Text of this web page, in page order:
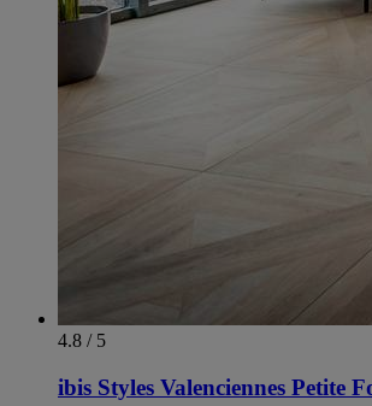
4.8 / 5
ibis Styles Valenciennes Petite